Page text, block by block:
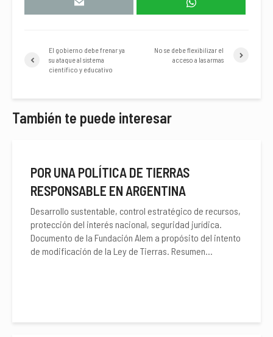
El gobierno debe frenar ya
su ataque al sistema
científico y educativo
No se debe flexibilizar el
acceso a las armas
También te puede interesar
POR UNA POLÍTICA DE TIERRAS
RESPONSABLE EN ARGENTINA
Desarrollo sustentable, control estratégico de recursos,
protección del interés nacional, seguridad jurídica.
Documento de la Fundación Alem a propósito del intento
de modificación de la Ley de Tierras. Resumen...